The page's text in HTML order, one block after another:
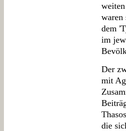
dem
im
Der
mit
die